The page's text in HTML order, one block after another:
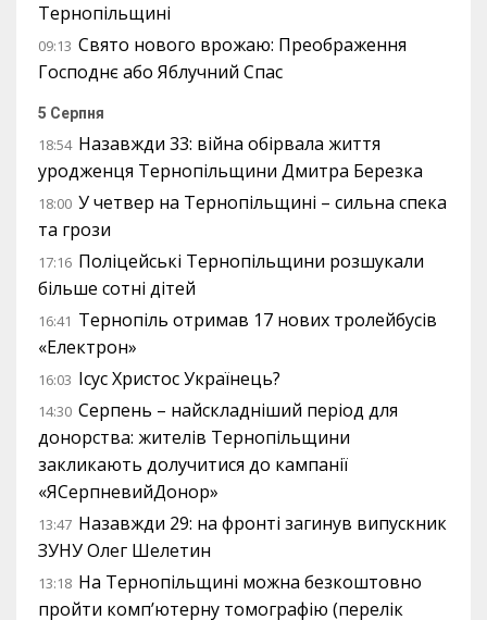
Тернопільщині
09:13 Свято нового врожаю: Преображення
Господнє або Яблучний Спас
5 Серпня
18:54 Назавжди 33: війна обірвала життя
уродженця Тернопільщини Дмитра Березка
18:00 У четвер на Тернопільщині – сильна спека
та грози
17:16 Поліцейські Тернопільщини розшукали
більше сотні дітей
16:41 Тернопіль отримав 17 нових тролейбусів
«Електрон»
16:03 Ісус Христос Українець?
14:30 Серпень – найскладніший період для
донорства: жителів Тернопільщини
закликають долучитися до кампанії
«ЯСерпневийДонор»
13:47 Назавжди 29: на фронті загинув випускник
ЗУНУ Олег Шелетин
13:18 На Тернопільщині можна безкоштовно
пройти комп’ютерну томографію (перелік